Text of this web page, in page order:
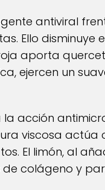
antiviral
Ello disminuye
aporta
ejercen un
la acción
viscosa actúa
El limón, al
colágeno y